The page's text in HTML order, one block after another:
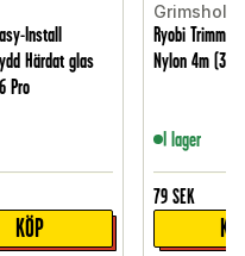
Install
Härdat glas
Pro
KÖP
Grimsholm
Ryobi
Nylon 4m (3-
I lager
79 SEK